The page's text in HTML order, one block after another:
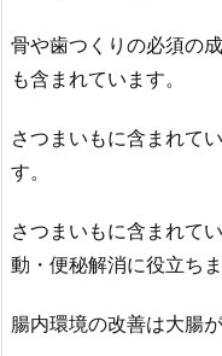
骨や歯つくりの必須の
も含まれています。
さつまいもに含まれて
す。
さつまいもに含まれて
動・便秘解消に役立ちま
腸内環境の改善は大腸